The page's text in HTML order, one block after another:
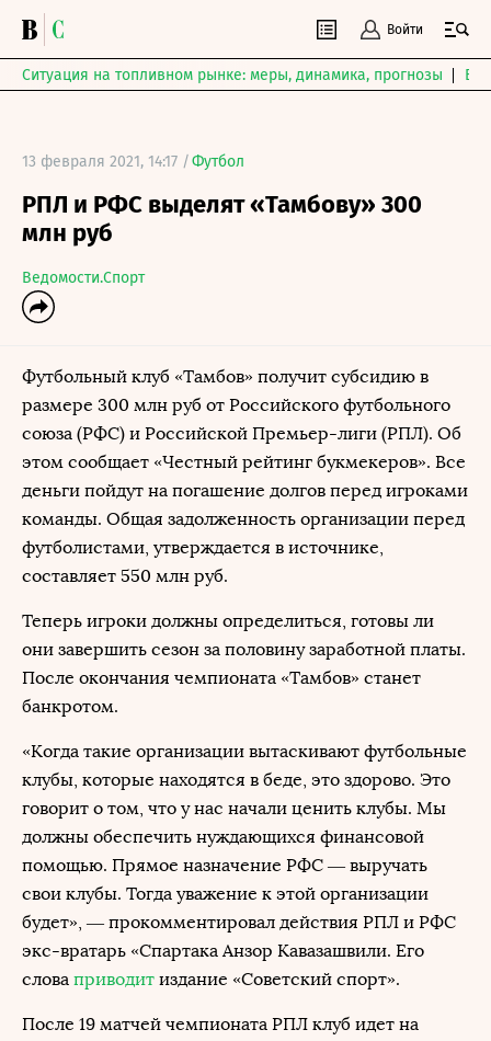
Войти
Ситуация на топливном рынке: меры, динамика, прогнозы
13 февраля 2021, 14:17 /Футбол
РПЛ и РФС выделят «Тамбову» 300
млн руб
Ведомости.Спорт
Футбольный клуб «Тамбов» получит субсидию в
размере 300 млн руб от Российского футбольного
союза (РФС) и Российской Премьер-лиги (РПЛ). Об
этом сообщает «Честный рейтинг букмекеров». Все
деньги пойдут на погашение долгов перед игроками
команды. Общая задолженность организации перед
футболистами, утверждается в источнике,
составляет 550 млн руб.
Теперь игроки должны определиться, готовы ли
они завершить сезон за половину заработной платы.
После окончания чемпионата «Тамбов» станет
банкротом.
«Когда такие организации вытаскивают футбольные
клубы, которые находятся в беде, это здорово. Это
говорит о том, что у нас начали ценить клубы. Мы
должны обеспечить нуждающихся финансовой
помощью. Прямое назначение РФС — выручать
свои клубы. Тогда уважение к этой организации
будет», — прокомментировал действия РПЛ и РФС
экс-вратарь «Спартака Анзор Кавазашвили. Его
слова приводит издание «Советский спорт».
После 19 матчей чемпионата РПЛ клуб идет на